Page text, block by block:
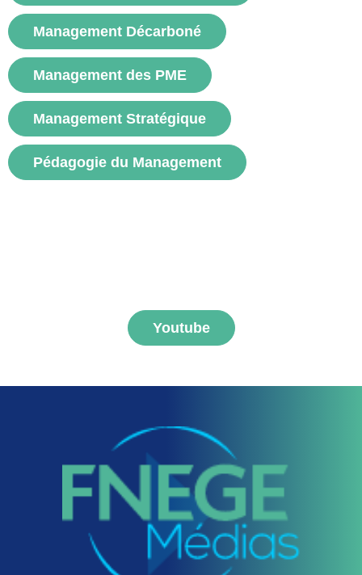
Management Décarboné
Management des PME
Management Stratégique
Pédagogie du Management
Youtube